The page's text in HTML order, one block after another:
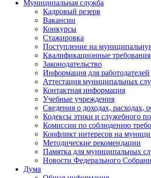
Муниципальная служба
Кадровый резерв
Вакансии
Конкурсы
Стажировка
Поступление на
Квалификационные требования
Законодательство
Информация для работодателей
Аттестация муниципальных
Контактная информация
Учебные учреждения
Сведения о доходах, расходах,
Кодексы этики и служебного
Комиссии по соблюдению
Конфликт интересов на
Методические рекомендации
Памятка для муниципальных
Новости Федерального
Дума